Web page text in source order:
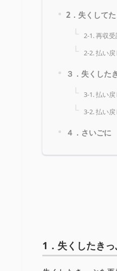
2．失くして
2-1. 再収
2-2. 払い
３．失くした
3-1. 払い
3-2. 払い
４．さいごに
1．失くしたき